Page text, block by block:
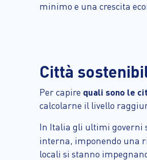
minimo e una crescita
Città
Per capire quali sono le
calcolarne il livello
In Italia gli ultimi governi
interna, imponendo una
locali si stanno